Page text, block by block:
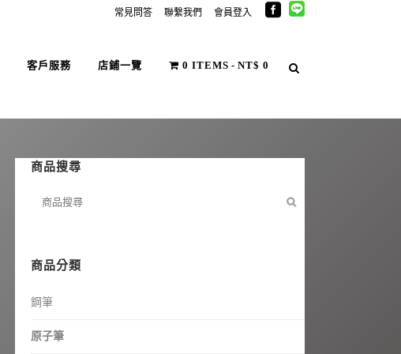
常見問答 聯繫我們 會員登入
客戶服務 店鋪一覽 0 ITEMS NT$ 0
商品搜尋
商品分類
鋼筆
原子筆